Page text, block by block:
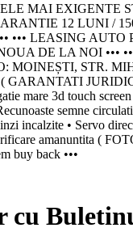
MAI EXIGENTE
12 LUNI /
••• LEASING AUTO
DE LA NOI •••
MOINEȘTI, STR.
( GARANTATI
mare 3d touch
semne
incalzite • Servo
amanuntita (
buy back •••
cu